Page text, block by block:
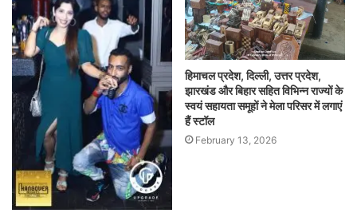
हिमाचल प्रदेश, दिल्ली, उत्तर प्रदेश,
झारखंड और बिहार सहित विभिन्न राज्यों के
स्वयं सहायता समूहों ने मेला परिसर में लगाएं
हैं स्टॉल
February 13, 2026